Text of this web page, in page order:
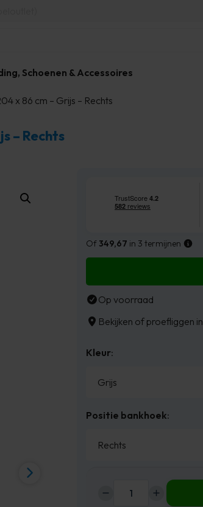
Schoenen & Accessoires
x 86 cm – Grijs – Rechts
– Rechts
Of 349,67 in 3 termijnen
Op voorraad
Bekijken of proefliggen in
Kleur:
Positie bankhoek: